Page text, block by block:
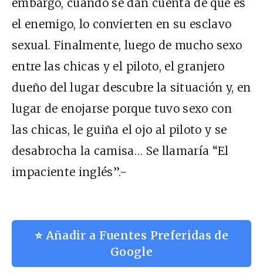
embargo, cuando se dan cuenta de que es
el enemigo, lo convierten en su esclavo
sexual. Finalmente, luego de mucho sexo
entre las chicas y el piloto, el granjero
dueño del lugar descubre la situación y, en
lugar de enojarse porque tuvo sexo con
las chicas, le guiña el ojo al piloto y se
desabrocha la camisa… Se llamaría “El
impaciente inglés”.-
⭐ Añadir a Fuentes Preferidas de
Google